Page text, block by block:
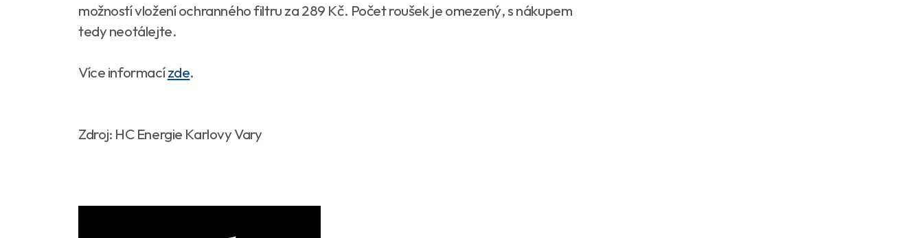
možností vložení ochranného filtru za 289 Kč. Počet roušek je omezený, s nákupem
tedy neotálejte.
Více informacízde.
Zdroj: HC Energie Karlovy Vary